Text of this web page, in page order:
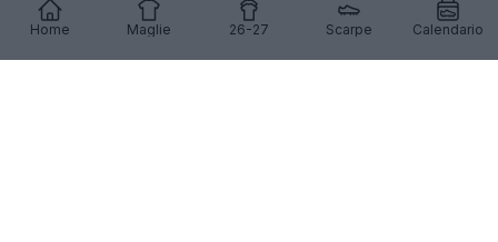
Home Maglie 26-27 Scarpe Calendario